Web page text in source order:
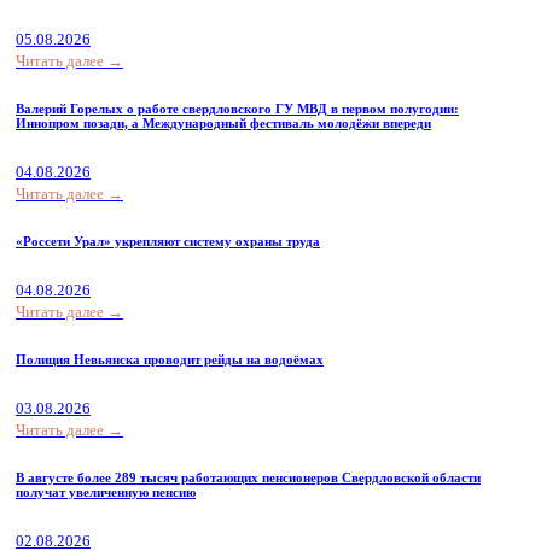
05.08.2026
Читать далее →
Валерий Горелых о работе свердловского ГУ МВД в первом полугодии:
Иннопром позади, а Международный фестиваль молодёжи впереди
04.08.2026
Читать далее →
«Россети Урал» укрепляют систему охраны труда
04.08.2026
Читать далее →
Полиция Невьянска проводит рейды на водоёмах
03.08.2026
Читать далее →
В августе более 289 тысяч работающих пенсионеров Свердловской области
получат увеличенную пенсию
02.08.2026